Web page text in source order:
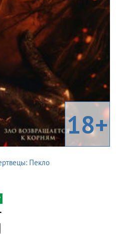
18+
Пекло